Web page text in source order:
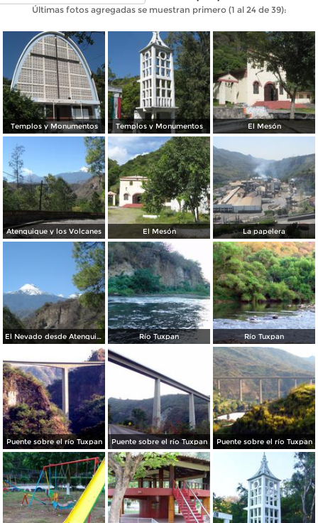
Últimas fotos agregadas se muestran primero (1 al 24 de 39):
Templos y Monumentos Templos y Monumentos El Mesón
Atenquique y los Volcanes El Mesón La papelera
El Nevado desde Atenquique Río Tuxpan Río Tuxpan
Puente sobre el río Tuxpan Puente sobre el río Tuxpan Puente sobre el río Tuxpan